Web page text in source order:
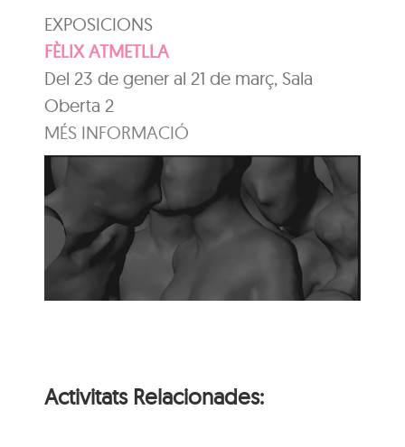
EXPOSICIONS
FÈLIX ATMETLLA
Del 23 de gener al 21 de març, Sala
Oberta 2
MÉS INFORMACIÓ
Activitats Relacionades: